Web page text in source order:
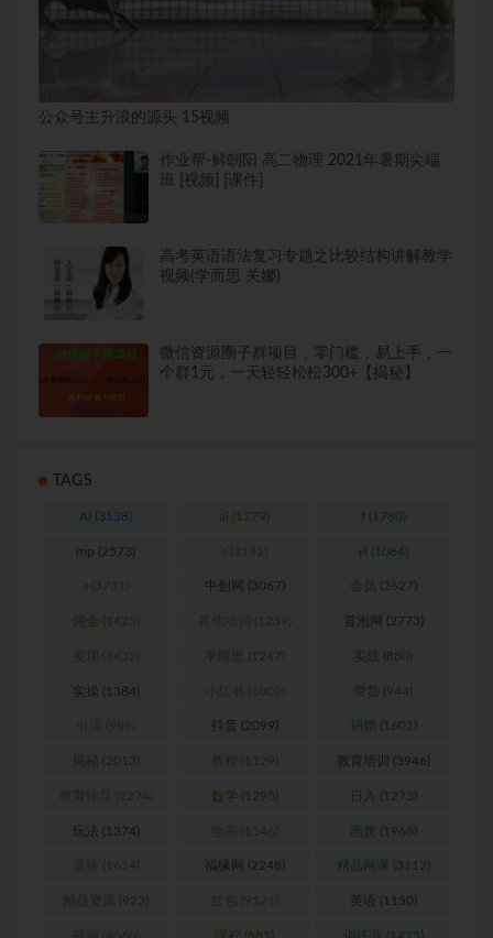
公众号主升浪的源头 15视频
作业帮-鲜朝阳 高二物理 2021年暑期尖端
班 [视频] [课件]
高考英语语法复习专题之比较结构讲解教学
视频(学而思 关娜)
微信资源圈子群项目，零门槛，易上手，一
个群1元，一天轻轻松松300+【揭秘】
TAGS
AI (3138) al (1279) f(1780)
mp (2573) yl (1084)
中创网 (3067) 会员 (2627)
佣金 (1425) 冒泡网 (2773)
学而思 (1247) 实战 (880)
实操 (1384) 带货 (944)
抖音 (2099) (1601)
揭秘(2013) 教育培训 (3946)
数学 (1295) 日入 (1273)
玩法 (1374) 画质 (1968)
福缘网 (2248) 精品网课 (3112)
精品资源 (923) 英语 (1150)